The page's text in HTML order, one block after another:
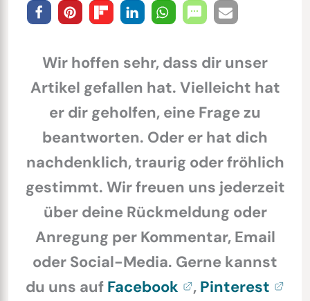
Wir hoffen sehr, dass dir unser
Artikel gefallen hat. Vielleicht hat
er dir geholfen, eine Frage zu
beantworten. Oder er hat dich
nachdenklich, traurig oder fröhlich
gestimmt. Wir freuen uns jederzeit
über deine Rückmeldung oder
Anregung per Kommentar, Email
oder Social-Media. Gerne kannst
du uns auf Facebook , Pinterest